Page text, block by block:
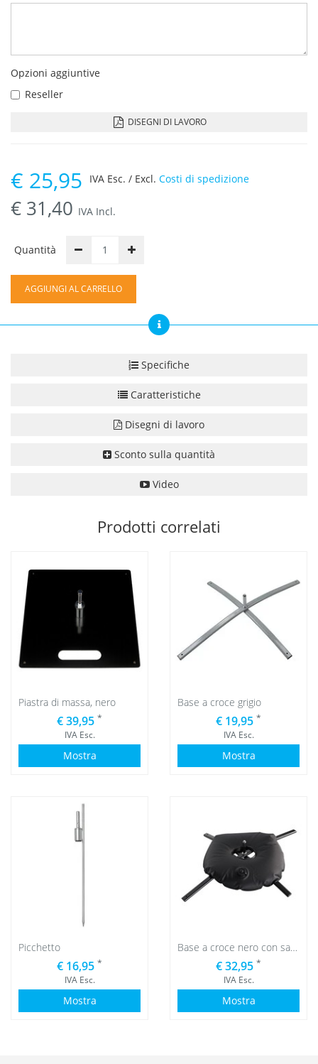
Opzioni aggiuntive
Reseller
DISEGNI DI LAVORO
€ 25,95
€ 31,40 IVA Incl.
IVA Esc. / Excl. Costi di spedizione
Quantità
AGGIUNGI AL CARRELLO
Specifiche
Caratteristiche
Disegni di lavoro
Sconto sulla quantità
Video
Prodotti correlati
Piastra di massa, nero
€ 39,95 *
IVA Esc.
Mostra
Base a croce grigio
€ 19,95 *
IVA Esc.
Mostra
Picchetto
€ 16,95 *
IVA Esc.
Mostra
Base a croce nero con sacca d'acqua nero
€ 32,95 *
IVA Esc.
Mostra